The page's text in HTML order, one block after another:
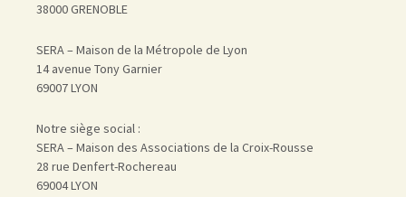
38000 GRENOBLE
SERA – Maison de la Métropole de Lyon
14 avenue Tony Garnier
69007 LYON
Notre siège social :
SERA – Maison des Associations de la Croix-Rousse
28 rue Denfert-Rochereau
69004 LYON